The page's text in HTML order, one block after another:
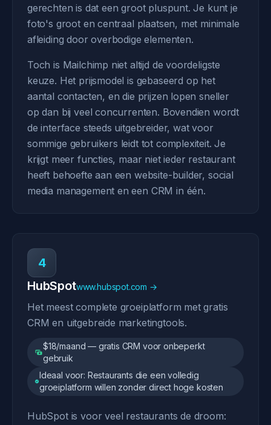
gerechten is dat een groot pluspunt. Je kunt je
foto's groot en centraal plaatsen, met minimale
afleiding door overbodige elementen.
Toch is Mailchimp niet altijd de voordeligste
keuze. Het prijsmodel is gebaseerd op het
aantal contacten, en die prijzen lopen sneller
op dan bij veel concurrenten. Bovendien wordt
de interface steeds uitgebreider, wat voor
sommige gebruikers leidt tot complexiteit. Je
krijgt meer functies, maar niet ieder restaurant
heeft behoefte aan een website-builder, social
media management en een CRM in één.
4
HubSpotwww.hubspot.com →
Het meest complete groeiplatform met gratis
CRM en uitgebreide marketingtools.
$18/maand — gratis CRM voor onbeperkt
gebruik
Ideaal voor: Restaurants die een volledig
groeiplatform willen zonder direct hoge kosten
HubSpot is voor veel restaurants de droom: